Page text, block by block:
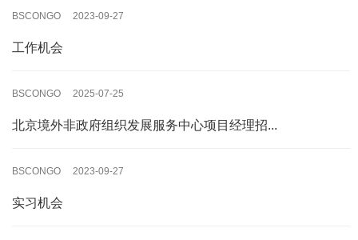
BSCONGO 2023-09-27
工作机会
BSCONGO 2025-07-25
北京境外非政府组织发展服务中心项目经理招...
BSCONGO 2023-09-27
实习机会